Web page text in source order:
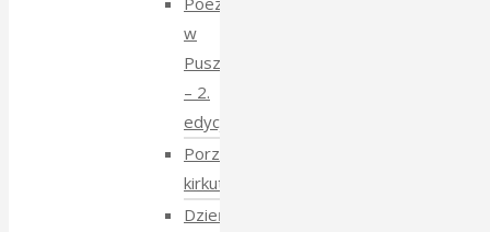
w
Puszczy
– 2.
edycja
Porządkowanie
kirkutu
Dzień